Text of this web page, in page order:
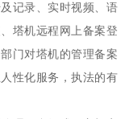
记录、实时视频、语
塔机远程网上备案登
门对塔机的管理备案
性化服务，执法的有